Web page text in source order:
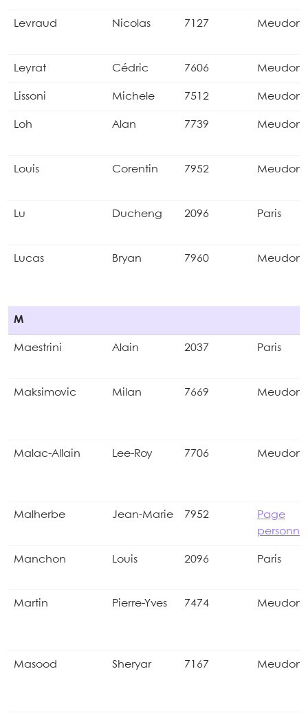
Levraud Nicolas 7127 Meudon
Leyrat Cédric 7606 Meudon
Lissoni Michele 7512 Meudon
Loh Alan 7739 Meudon
Louis Corentin 7952 Meudon
Lu Ducheng 2096 Paris
Lucas Bryan 7960 Meudon
M
Maestrini Alain 2037 Paris
Maksimovic Milan 7669 Meudon
Malac-Allain Lee-Roy 7706 Meudon
Malherbe Jean-Marie 7952
Page
Manchon Louis 2096 Paris
Martin Pierre-Yves 7474 Meudon
Masood Sheryar 7167 Meudon